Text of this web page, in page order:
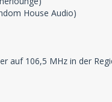
House Audio)
auf 106,5 MHz in der